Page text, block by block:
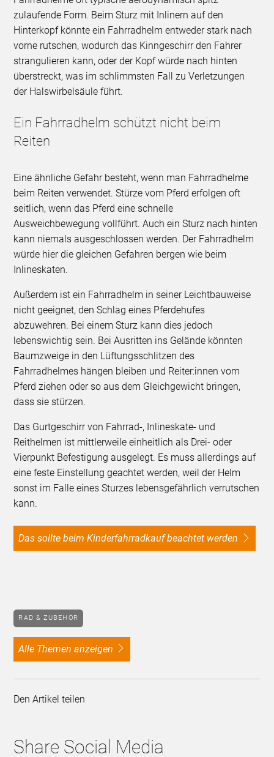
zulaufende Form. Beim Sturz mit Inlinern auf den
Hinterkopf könnte ein Fahrradhelm entweder stark nach
vorne rutschen, wodurch das Kinngeschirr den Fahrer
strangulieren kann, oder der Kopf würde nach hinten
überstreckt, was im schlimmsten Fall zu Verletzungen
der Halswirbelsäule führt.
Ein Fahrradhelm schützt nicht beim
Reiten
Eine ähnliche Gefahr besteht, wenn man Fahrradhelme
beim Reiten verwendet. Stürze vom Pferd erfolgen oft
seitlich, wenn das Pferd eine schnelle
Ausweichbewegung vollführt. Auch ein Sturz nach hinten
kann niemals ausgeschlossen werden. Der Fahrradhelm
würde hier die gleichen Gefahren bergen wie beim
Inlineskaten.
Außerdem ist ein Fahrradhelm in seiner Leichtbauweise
nicht geeignet, den Schlag eines Pferdehufes
abzuwehren. Bei einem Sturz kann dies jedoch
lebenswichtig sein. Bei Ausritten ins Gelände könnten
Baumzweige in den Lüftungsschlitzen des
Fahrradhelmes hängen bleiben und Reiter:innen vom
Pferd ziehen oder so aus dem Gleichgewicht bringen,
dass sie stürzen.
Das Gurtgeschirr von Fahrrad-, Inlineskate- und
Reithelmen ist mittlerweile einheitlich als Drei- oder
Vierpunkt Befestigung ausgelegt. Es muss allerdings auf
eine feste Einstellung geachtet werden, weil der Helm
sonst im Falle eines Sturzes lebensgefährlich verrutschen
kann.
Das sollte beim Kinderfahrradkauf beachtet werden
RAD & ZUBEHÖR
alle Themen anzeigen
Den Artikel teilen
Share Social Media